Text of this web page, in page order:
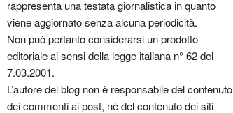
rappresenta una testata giornalistica in quanto
viene aggiornato senza alcuna periodicità.
Non può pertanto considerarsi un prodotto
editoriale ai sensi della legge italiana n° 62 del
7.03.2001.
L’autore del blog non è responsabile del contenuto
dei commenti ai post, nè del contenuto dei siti